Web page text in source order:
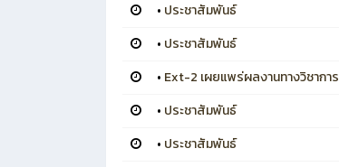
• ประชาสัมพันธ์
• ประชาสัมพันธ์
• Ext-2 เผยแพร่ผลงานทางวิชาการ
• ประชาสัมพันธ์
• ประชาสัมพันธ์